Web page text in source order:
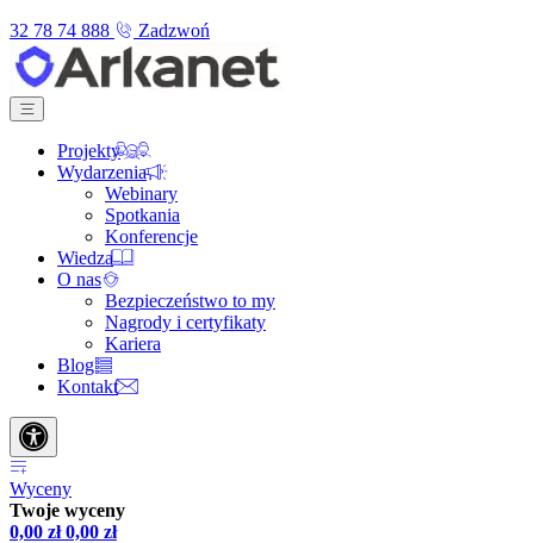
32 78 74 888
Zadzwoń
Projekty
Wydarzenia
Webinary
Spotkania
Konferencje
Wiedza
O nas
Bezpieczeństwo to my
Nagrody i certyfikaty
Kariera
Blog
Kontakt
Wyceny
Twoje wyceny
0,00 zł 0,00 zł